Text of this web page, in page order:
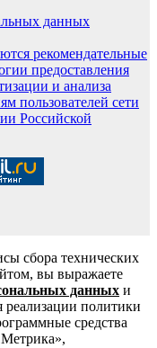
данных
рекомендательные
предоставления
и анализа
пользователей сети
Российской
сбора технических
вы выражаете
данных и
политики
средства